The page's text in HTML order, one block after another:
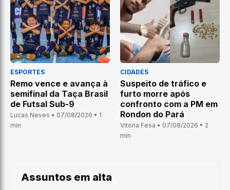
ESPORTES
Remo vence e avança à
semifinal da Taça Brasil
de Futsal Sub-9
Lucas Neves • 07/08/2026 • 1
min
CIDADES
Suspeito de tráfico e
furto morre após
confronto com a PM em
Rondon do Pará
Vitoria Fesa • 07/08/2026 • 2
min
Assuntos em alta